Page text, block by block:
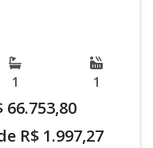
1 1
66.753,80
R$ 1.997,27